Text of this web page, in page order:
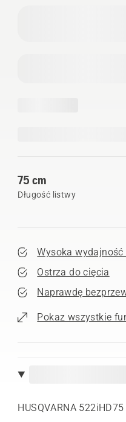
75 cm
Długość listwy
Wysoka wydajność
Ostrza do cięcia
Naprawdę
Pokaz wszystkie
HUSQVARNA